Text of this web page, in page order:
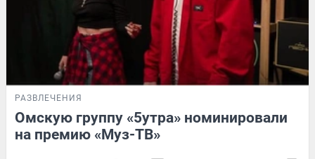
РАЗВЛЕЧЕНИЯ
Омскую группу «5утра» номинировали
на премию «Муз-ТВ»